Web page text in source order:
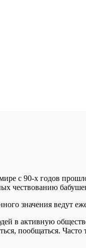
с 90-х годов
чествованию
значения ведут
в активную
пообщаться.